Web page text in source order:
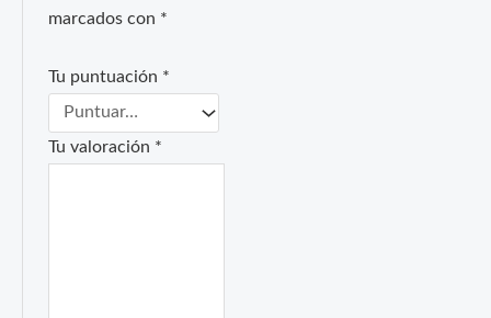
marcados con *
Tu puntuación *
Tu valoración *